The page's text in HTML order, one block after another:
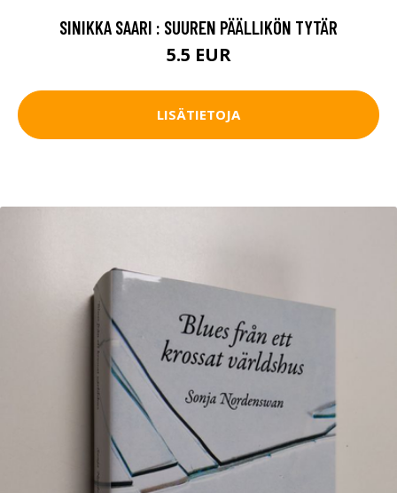
SINIKKA SAARI : SUUREN PÄÄLLIKÖN TYTÄR
5.5 EUR
LISÄTIETOJA